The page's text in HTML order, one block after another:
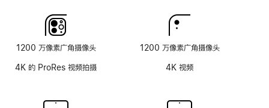
1200 万像素广角摄像头
4K 的 ProRes 视频拍摄
板
1200 万像素广角摄像头
4K 视频